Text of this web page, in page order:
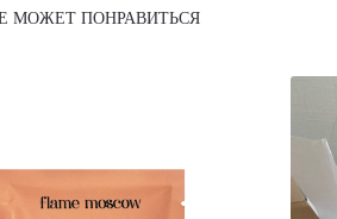
МОЖЕТ ПОНРАВИТЬСЯ